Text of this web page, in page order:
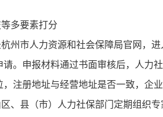
多要素打分
市人力资源和社会保障局官网，进
。申报材料通过书面审核后，人力
注册地址与经营地址是否一致，企
县（市）人力社保部门定期组织